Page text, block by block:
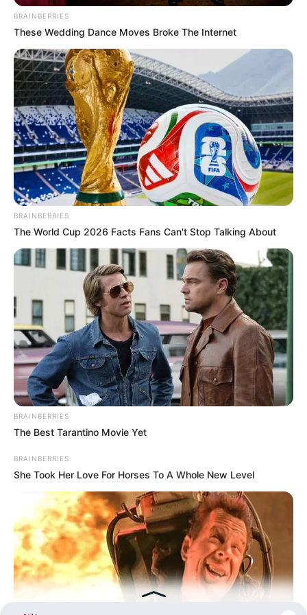
10 Desain Kanopi Tempat
Tidur, Serasa Beristirahat di
Kamar Raja
Tampil Lebih Modern, 7 Potret
Hasil Renovasi Rumah Berusia
90 Tahun
BRAINBERRIES
These Wedding Dance Moves Broke The Internet
BRAINBERRIES
The World Cup 2026 Facts Fans Can't Stop Talking About
BRAINBERRIES
The Best Tarantino Movie Yet
BRAINBERRIES
She Took Her Love For Horses To A Whole New Level